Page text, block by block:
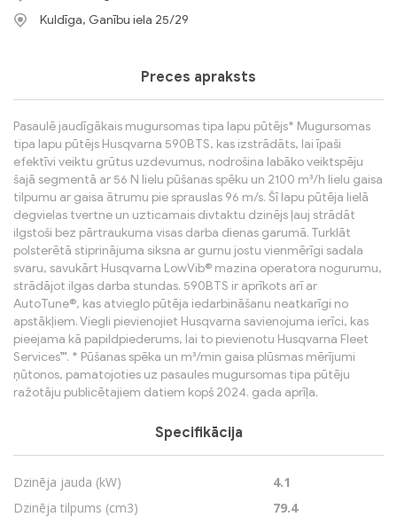
Kuldīga, Ganību iela 25/29
Preces apraksts
Pasaulē jaudīgākais mugursomas tipa lapu pūtējs* Mugursomas
tipa lapu pūtējs Husqvarna 590BTS, kas izstrādāts, lai īpaši
efektīvi veiktu grūtus uzdevumus, nodrošina labāko veiktspēju
šajā segmentā ar 56 N lielu pūšanas spēku un 2100 m³/h lielu gaisa
tilpumu ar gaisa ātrumu pie sprauslas 96 m/s. Šī lapu pūtēja lielā
degvielas tvertne un uzticamais divtaktu dzinējs ļauj strādāt
ilgstoši bez pārtraukuma visas darba dienas garumā. Turklāt
polsterētā stiprinājuma siksna ar gurnu jostu vienmērīgi sadala
svaru, savukārt Husqvarna LowVib® mazina operatora nogurumu,
strādājot ilgas darba stundas. 590BTS ir aprīkots arī ar
AutoTune®, kas atvieglo pūtēja iedarbināšanu neatkarīgi no
apstākļiem. Viegli pievienojiet Husqvarna savienojuma ierīci, kas
pieejama kā papildpiederums, lai to pievienotu Husqvarna Fleet
Services™. * Pūšanas spēka un m³/min gaisa plūsmas mērījumi
ņūtonos, pamatojoties uz pasaules mugursomas tipa pūtēju
ražotāju publicētajiem datiem kopš 2024. gada aprīļa.
Specifikācija
Dzinēja jauda (kW)
4.1
Dzinēja tilpums (cm3)
79.4